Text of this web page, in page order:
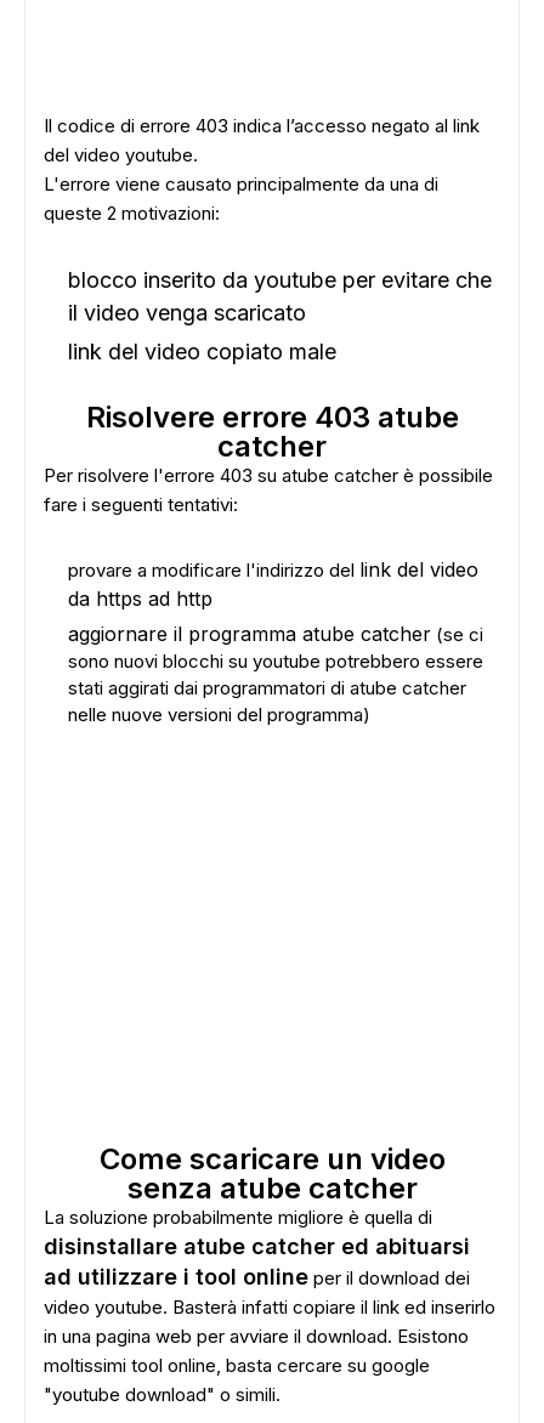
ADS
Il codice di errore 403 indica l’accesso negato al link
del video youtube.
L'errore viene causato principalmente da una di
queste 2 motivazioni:
blocco inserito da youtube per evitare che
il video venga scaricato
link del video copiato male
Risolvere errore 403 atube
catcher
Per risolvere l'errore 403 su atube catcher è possibile
fare i seguenti tentativi:
provare a modificare l'indirizzo del link del video
da https ad http
aggiornare il programma atube catcher (se ci
sono nuovi blocchi su youtube potrebbero essere
stati aggirati dai programmatori di atube catcher
nelle nuove versioni del programma)
Come scaricare un video
senza atube catcher
La soluzione probabilmente migliore è quella di
disinstallare atube catcher ed abituarsi
ad utilizzare i tool online per il download dei
video youtube. Basterà infatti copiare il link ed inserirlo
in una pagina web per avviare il download. Esistono
moltissimi tool online, basta cercare su google
"youtube download" o simili.